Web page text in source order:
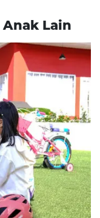
Anak Lain